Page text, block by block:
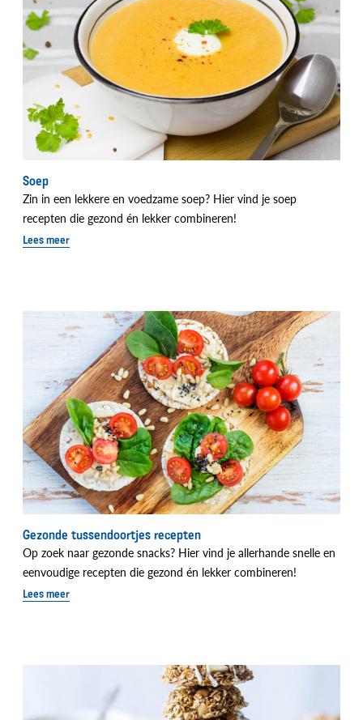
Soep
Zin in een lekkere en voedzame soep? Hier vind je soep
recepten die gezond én lekker combineren!
Lees meer
Gezonde tussendoortjes recepten
Op zoek naar gezonde snacks? Hier vind je allerhande snelle en
eenvoudige recepten die gezond én lekker combineren!
Lees meer